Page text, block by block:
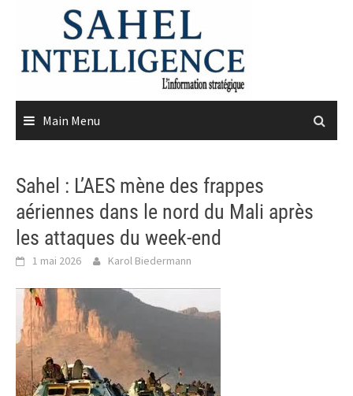
content
Main Menu
Sahel : L’AES mène des frappes
aériennes dans le nord du Mali après
les attaques du week-end
1 mai 2026 Karol Biedermann